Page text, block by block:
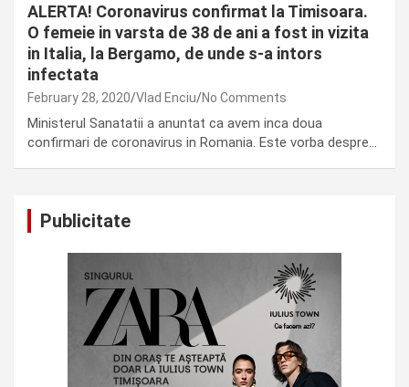
ALERTA! Coronavirus confirmat la Timisoara.
O femeie in varsta de 38 de ani a fost in vizita
in Italia, la Bergamo, de unde s-a intors
infectata
February 28, 2020 Vlad Enciu No Comments
Ministerul Sanatatii a anuntat ca avem inca doua
confirmari de coronavirus in Romania. Este vorba despre…
Publicitate